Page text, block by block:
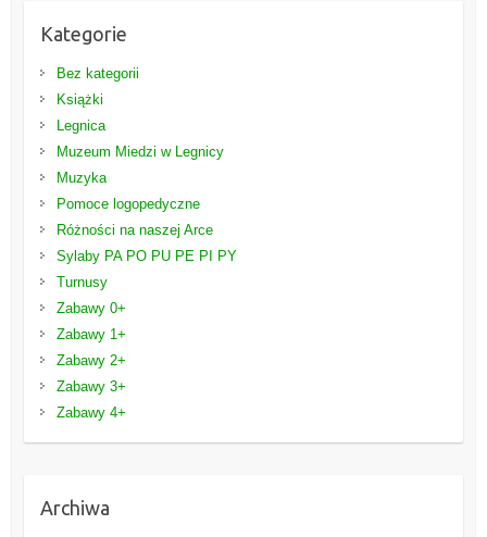
Kategorie
Bez kategorii
Książki
Legnica
Muzeum Miedzi w Legnicy
Muzyka
Pomoce logopedyczne
Różności na naszej Arce
Sylaby PA PO PU PE PI PY
Turnusy
Zabawy 0+
Zabawy 1+
Zabawy 2+
Zabawy 3+
Zabawy 4+
Archiwa